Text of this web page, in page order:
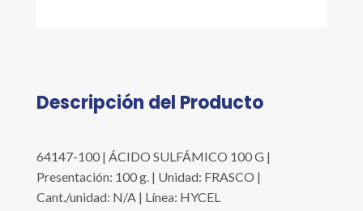
Descripción del Producto
64147-100 | ÁCIDO SULFÁMICO 100 G |
Presentación: 100 g. | Unidad: FRASCO |
Cant./unidad: N/A | Línea: HYCEL